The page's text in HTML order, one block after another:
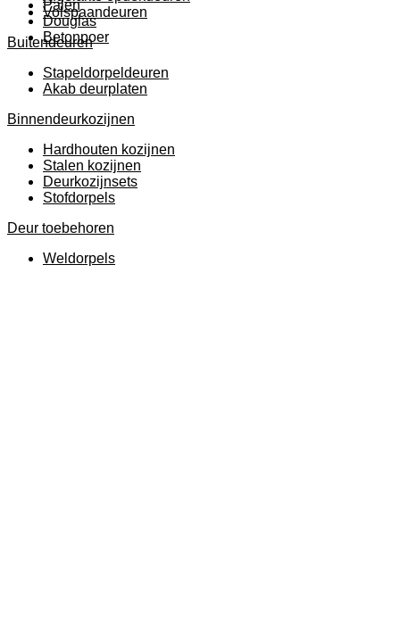
Palen
Douglas
Betonpoer
Volspaandeuren
Buitendeuren
Stapeldorpeldeuren
Akab deurplaten
Binnendeurkozijnen
Hardhouten kozijnen
Stalen kozijnen
Deurkozijnsets
Stofdorpels
Deur toebehoren
Weldorpels